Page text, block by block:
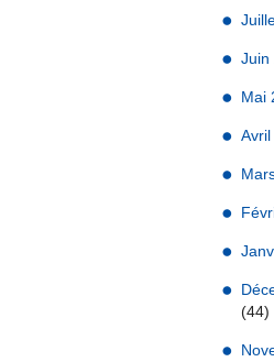
Juin
Mai
(44)